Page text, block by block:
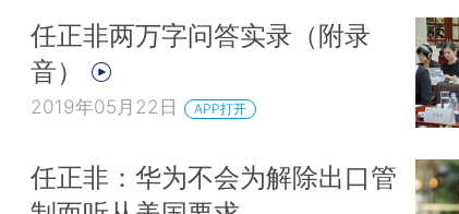
任正非两万字问答实录（附录
音）
2019年05月22日 APP打开
任正非：华为不会为解除出口管